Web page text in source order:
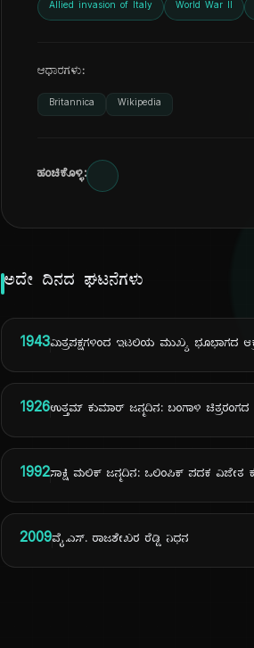
Allied invasion of Italy World War II
ಆಧಾರಗಳು:
Britannica Wikipedia
ಹಂಚಿಕೊಳ್ಳಿ:
ಅದೇ ದಿನದ ಘಟನೆಗಳು
1943ಮಿತ್ರಪಕ್ಷಗಳಿಂದ ಇಟಲಿಯ ಮುಖ್ಯ ಭೂಭಾಗದ
1926ಉತ್ತಮ್ ಕುಮಾರ್ ಜನ್ಮದಿನ: ಬಂಗಾಳಿ
1992ಸಾಕ್ಷಿ ಮಲಿಕ್ ಜನ್ಮದಿನ: ಒಲಿಂಪಿಕ್ ಪದಕ ವಿಜೇತ
2009ವೈ.ಎಸ್. ರಾಜಶೇಖರ ರೆಡ್ಡಿ ನಿಧನ